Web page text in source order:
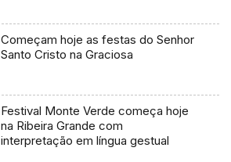
Começam hoje as festas do Senhor
Santo Cristo na Graciosa
Festival Monte Verde começa hoje
na Ribeira Grande com
interpretação em língua gestual